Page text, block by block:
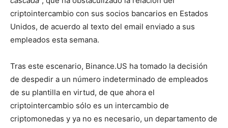
criptointercambio con sus socios bancarios en Estados
Unidos, de acuerdo al texto del email enviado a sus
empleados esta semana.
Tras este escenario, Binance.US ha tomado la decisión
de despedir a un número indeterminado de empleados
de su plantilla en virtud, de que ahora el
criptointercambio sólo es un intercambio de
criptomonedas y ya no es necesario, un departamento de